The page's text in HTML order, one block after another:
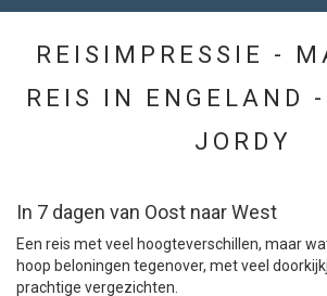
REISIMPRESSIE -
REIS IN ENGELAND
JORDY
In 7 dagen van Oost naar West
Een reis met veel hoogteverschillen, maar
hoop beloningen tegenover, met veel
prachtige vergezichten.